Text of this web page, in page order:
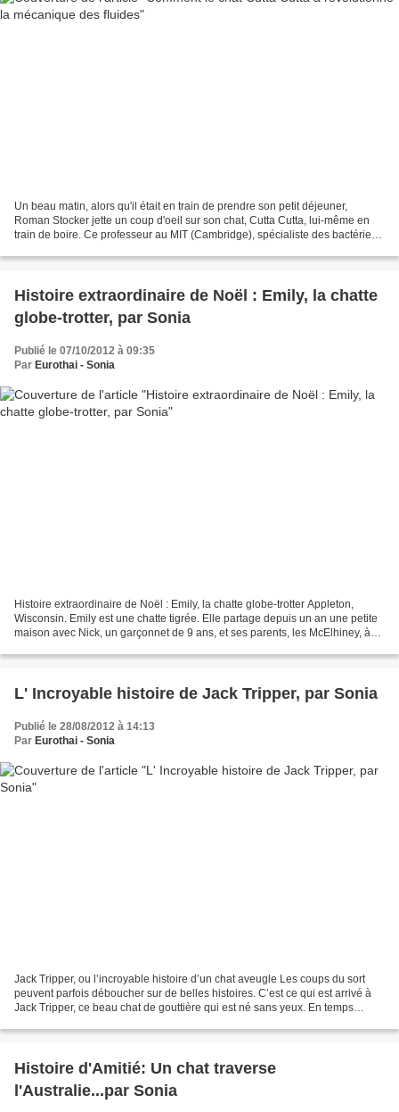
Un beau matin, alors qu'il était en train de prendre son petit déjeuner,
Roman Stocker jette un coup d'oeil sur son chat, Cutta Cutta, lui-même en
train de boire. Ce professeur au MIT (Cambridge), spécialiste des bactéries
Histoire extraordinaire de Noël : Emily, la chatte
globe-trotter, par Sonia
Publié le 07/10/2012 à 09:35
Par Eurothai - Sonia
Histoire extraordinaire de Noël : Emily, la chatte globe-trotter Appleton,
Wisconsin. Emily est une chatte tigrée. Elle partage depuis un an une petite
maison avec Nick, un garçonnet de 9 ans, et ses parents, les McElhiney, à
L' Incroyable histoire de Jack Tripper, par Sonia
Publié le 28/08/2012 à 14:13
Par Eurothai - Sonia
Jack Tripper, ou l’incroyable histoire d’un chat aveugle Les coups du sort
peuvent parfois déboucher sur de belles histoires. C’est ce qui est arrivé à
Jack Tripper, ce beau chat de gouttière qui est né sans yeux. En temps
Histoire d'Amitié: Un chat traverse
l'Australie...par Sonia